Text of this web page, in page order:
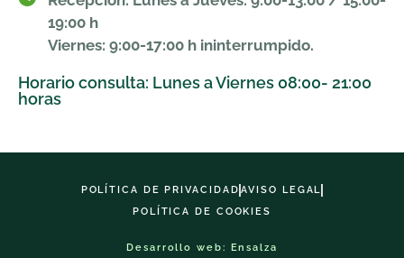
19:00 h
Viernes: 9:00-17:00 h ininterrumpido.
Horario consulta: Lunes a Viernes 08:00- 21:00
horas
POLÍTICA DE PRIVACIDAD AVISO LEGAL
POLÍTICA DE COOKIES
Desarrollo web: Ensalza